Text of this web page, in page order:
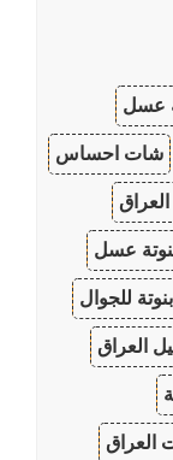
عسل
شات احساس
عسل
للجوال
العراق
العراق